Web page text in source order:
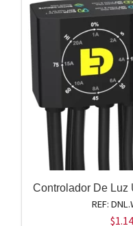
Controlador De Luz
REF:
$